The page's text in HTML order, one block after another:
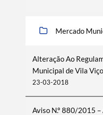
Mercado
Alteração Ao
Municipal de Vila
23-03-2018
Aviso N.º 880/2015